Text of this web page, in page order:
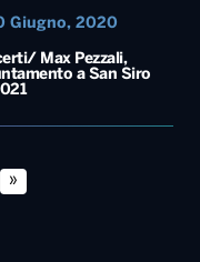
Max Pezzali,
a San Siro
Giugno, 2020
»